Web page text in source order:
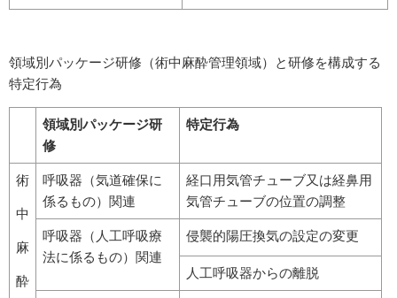
領域別パッケージ研修（術中麻酔管理領域）と研修を構成する
特定行為
領域別パッケージ研
修
特定行為
術
中
麻
酔
呼吸器（気道確保に
係るもの）関連
経口用気管チューブ又は経鼻用
気管チューブの位置の調整
呼吸器（人工呼吸療
法に係るもの）関連
侵襲的陽圧換気の設定の変更
人工呼吸器からの離脱